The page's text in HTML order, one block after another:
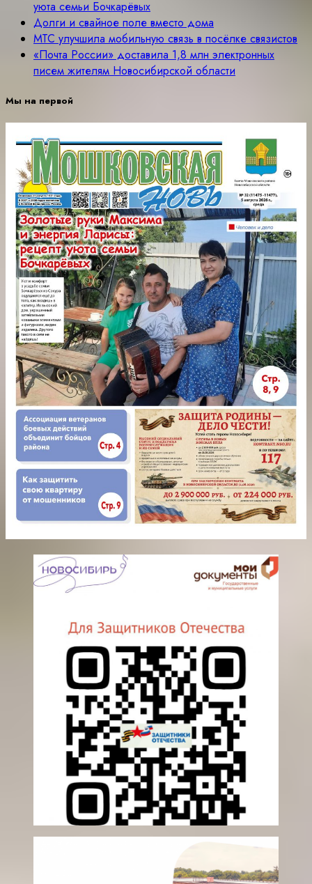
уюта семьи Бочкарёвых
Долги и свайное поле вместо дома
МТС улучшила мобильную связь в посёлке связистов
«Почта России» доставила 1,8 млн электронных
писем жителям Новосибирской области
Мы на первой